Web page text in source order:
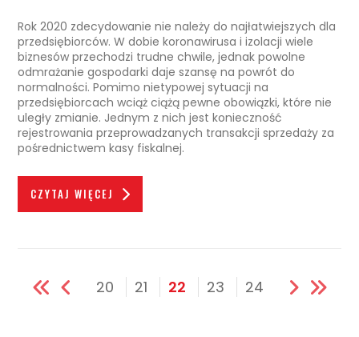
Rok 2020 zdecydowanie nie należy do najłatwiejszych dla
przedsiębiorców. W dobie koronawirusa i izolacji wiele
biznesów przechodzi trudne chwile, jednak powolne
odmrażanie gospodarki daje szansę na powrót do
normalności. Pomimo nietypowej sytuacji na
przedsiębiorcach wciąż ciążą pewne obowiązki, które nie
uległy zmianie. Jednym z nich jest konieczność
rejestrowania przeprowadzanych transakcji sprzedaży za
pośrednictwem kasy fiskalnej.
CZYTAJ WIĘCEJ
20 21 22 23 24